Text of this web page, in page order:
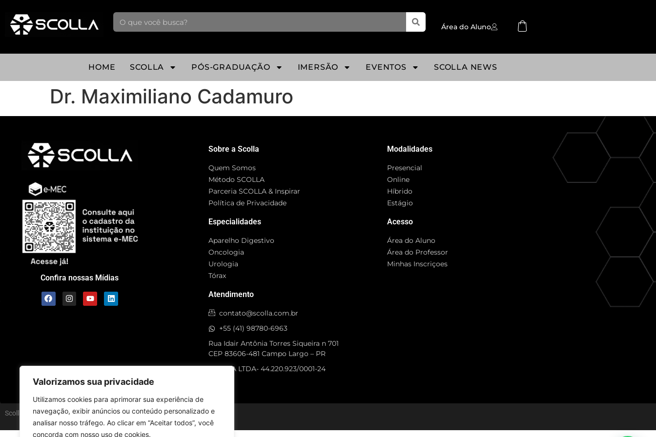
Valorizamos sua privacidade
Utilizamos cookies para aprimorar sua experiência de
navegação, exibir anúncios ou conteúdo personalizado e
analisar nosso tráfego. Ao clicar em “Aceitar todos”, você
concorda com nosso uso de cookies.
Área do Aluno
HOME SCOLLA PÓS-GRADUAÇÃO IMERSÃO EVENTOS SCOLLA NEWS
Dr. Maximiliano Cadamuro
Confira nossas Mídias
Sobre a Scolla
Quem Somos
Método SCOLLA
Parceria SCOLLA & Inspirar
Política de Privacidade
Especialidades
Aparelho Digestivo
Oncologia
Urologia
Tórax
Atendimento
contato@scolla.com.br
+55 (41) 98780-6963
Rua Idair Antônia Torres Siqueira n 701
CEP 83606-481 Campo Largo – PR
SCOLLA LTDA- 44.220.923/0001-24
Modalidades
Presencial
Online
Híbrido
Estágio
Acesso
Área do Aluno
Área do Professor
Minhas Inscriçoes
Scolla © – Todos os Direitos Reservados